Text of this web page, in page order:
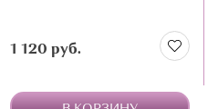
1 120 руб.